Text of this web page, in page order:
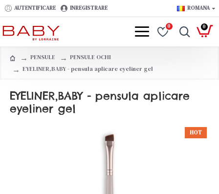
AUTENTIFICARE INREGISTRARE ROMANA
0 0
PENSULE
PENSULE OCHI
EYELINER,BABY - pensula aplicare eyeliner gel
EYELINER,BABY - pensula aplicare
eyeliner gel
HOT